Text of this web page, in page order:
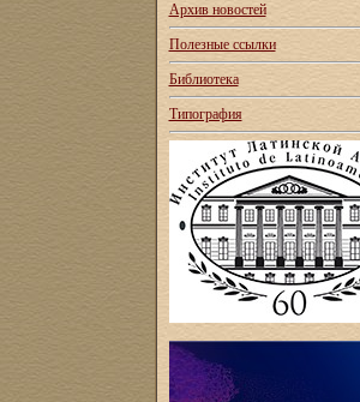
Архив новостей
Полезные ссылки
Библиотека
Типография